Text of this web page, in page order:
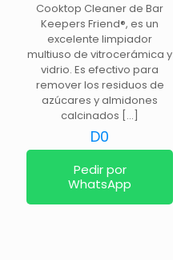
Cooktop Cleaner de Bar
Keepers Friend®, es un
excelente limpiador
multiuso de vitrocerámica y
vidrio. Es efectivo para
remover los residuos de
azúcares y almidones
calcinados […]
D0
Pedir por
WhatsApp